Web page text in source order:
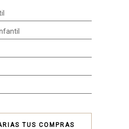
TUS COMPRAS